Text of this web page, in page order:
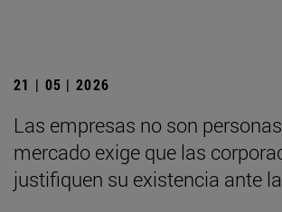
21 | 05 | 2026
Las empresas no son
mercado exige que las
justifiquen su existencia ante